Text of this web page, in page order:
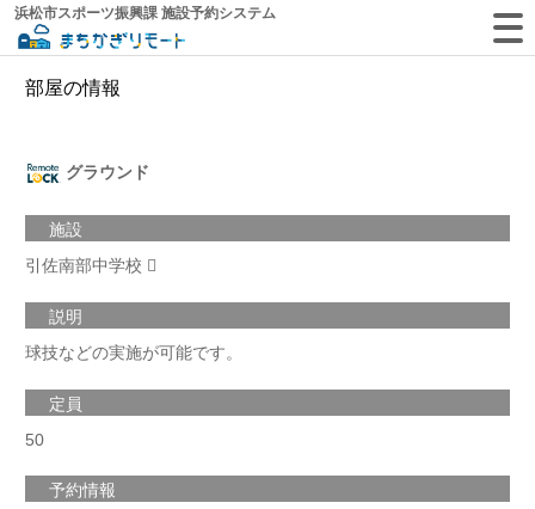
浜松市スポーツ振興課 施設予約システム
部屋の情報
グラウンド
施設
引佐南部中学校
説明
球技などの実施が可能です。
定員
50
予約情報